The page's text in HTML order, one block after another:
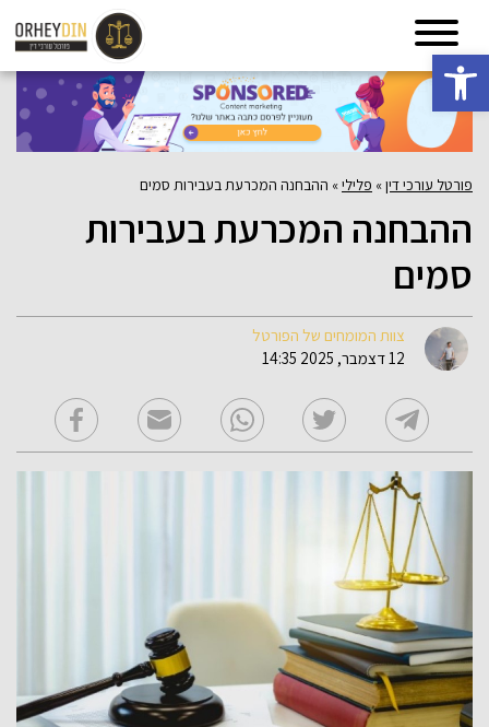
פתח סרגל נגישות
פורטל עורכי דין» פלילי» ההבחנה המכרעת בעבירות סמים
ההבחנה המכרעת בעבירות
סמים
צוות המומחים של הפורטל
12 דצמבר, 2025 14:35